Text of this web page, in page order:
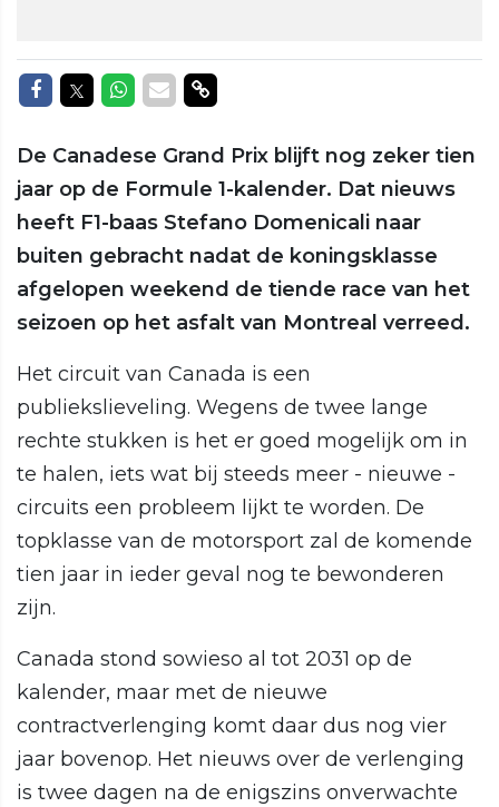
Delen op Facebook
Delen op Twitter
Delen op Whatsapp
Delen via Mail
Delen via link
De Canadese Grand Prix blijft nog zeker tien
jaar op de Formule 1-kalender. Dat nieuws
heeft F1-baas Stefano Domenicali naar
buiten gebracht nadat de koningsklasse
afgelopen weekend de tiende race van het
seizoen op het asfalt van Montreal verreed.
Het circuit van Canada is een
publiekslieveling. Wegens de twee lange
rechte stukken is het er goed mogelijk om in
te halen, iets wat bij steeds meer - nieuwe -
circuits een probleem lijkt te worden. De
topklasse van de motorsport zal de komende
tien jaar in ieder geval nog te bewonderen
zijn.
Canada stond sowieso al tot 2031 op de
kalender, maar met de nieuwe
contractverlenging komt daar dus nog vier
jaar bovenop. Het nieuws over de verlenging
is twee dagen na de enigszins onverwachte